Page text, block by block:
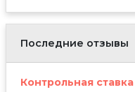
Последние отзывы
Контрольная ставка